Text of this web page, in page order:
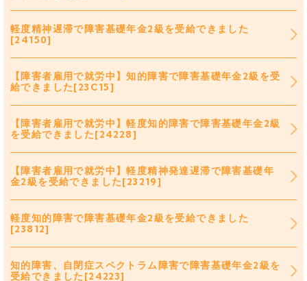
軽度精神遅滞で障害基礎年金2級を受給できました
[24150]
【障害者雇用で就労中】知的障害で障害基礎年金2級を受
給できました[23C15]
【障害者雇用で就労中】軽度知的障害で障害基礎年金2級
を受給できました[24228]
【障害者雇用で就労中】軽度精神発達遅滞で障害基礎年
金2級を受給できました[23219]
軽度知的障害で障害基礎年金2級を受給できました
[23812]
知的障害、自閉症スペクトラム障害で障害基礎年金2級を
受給できました[24223]